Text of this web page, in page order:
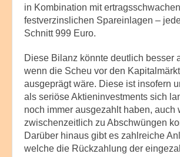
in Kombination mit ertragsschwachen
festverzinslichen Spareinlagen –
Schnitt 999 Euro.
Diese Bilanz könnte deutlich besser
wenn die Scheu vor den
ausgeprägt wäre. Diese ist insofern
als seriöse Aktieninvestments sich
noch immer ausgezahlt haben, auch
zwischenzeitlich zu Abschwüngen
Darüber hinaus gibt es zahlreiche
welche die Rückzahlung der